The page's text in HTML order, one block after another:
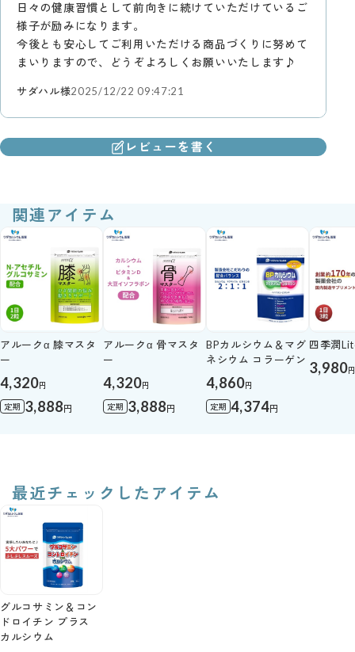
日々の健康習慣として前向きに続けていただけているご
様子が励みになります。
今後とも安心してご利用いただける商品づくりに努めて
まいりますので、どうぞよろしくお願いいたします♪
サダハル様2025/12/22 09:47:21
レビューを書く
関連アイテム
アルークα 膝マスタ
ー
4,320円
定期 3,888円
アルークα 骨マスタ
ー
4,320円
定期 3,888円
BPカルシウム＆マグ
ネシウム コラーゲン
4,860円
定期 4,374円
四季潤
3,980円
最近チェックしたアイテム
グルコサミン＆コン
ドロイチン プラス
カルシウム